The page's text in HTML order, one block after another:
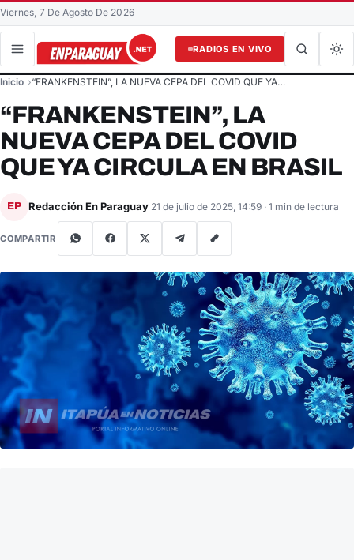
Viernes, 7 De Agosto De 2026
RADIOS EN VIVO
Buscar en el sitio
Inicio “FRANKENSTEIN”, LA NUEVA CEPA DEL COVID QUE YA…
“FRANKENSTEIN”, LA
NUEVA CEPA DEL COVID
QUE YA CIRCULA EN BRASIL
EP Redacción En Paraguay 21 de julio de 2025, 14:59 · 1 min de lectura
COMPARTIR